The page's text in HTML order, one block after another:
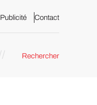
Publicité Contact
Rechercher